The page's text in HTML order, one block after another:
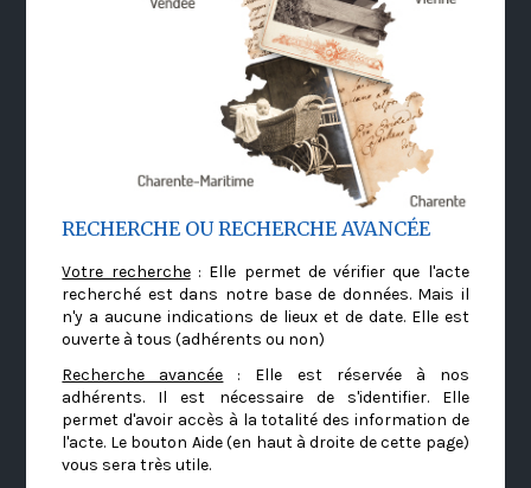
RECHERCHE OU RECHERCHE AVANCÉE
Votre recherche: Elle permet de vérifier que l'acte
recherché est dans notre base de données. Mais il
n'y a aucune indications de lieux et de date. Elle est
ouverte à tous (adhérents ou non)
Recherche avancée : Elle est réservée à nos
adhérents. Il est nécessaire de s'identifier. Elle
permet d'avoir accès à la totalité des information de
l'acte. Le bouton Aide (en haut à droite de cette page)
vous sera très utile.